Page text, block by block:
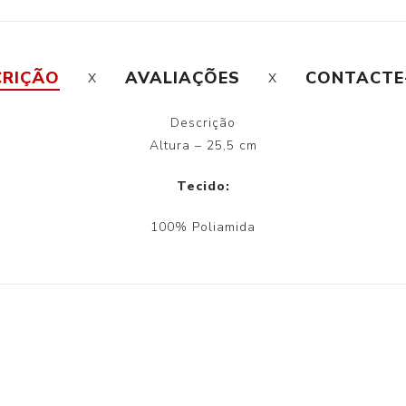
AVALIAÇÕES
Descrição
Altura – 25,5 cm
Tecido:
100% Poliamida